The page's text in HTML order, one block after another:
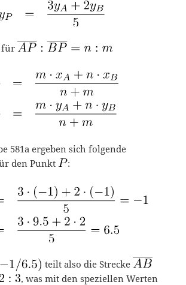
für
581a ergeben sich folgende
den Punkt
:
teilt also die Strecke
, was mit den speziellen Werten